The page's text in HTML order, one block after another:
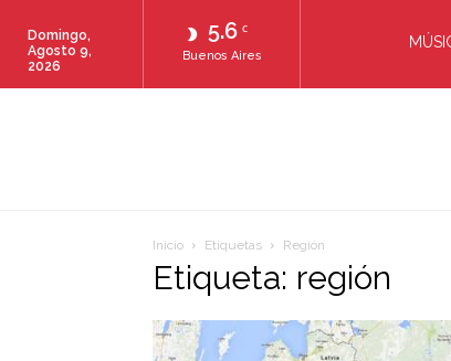
5.6 C
Buenos Aires
Domingo,
Agosto 9,
2026
Inicio Etiquetas Región
Etiqueta: región